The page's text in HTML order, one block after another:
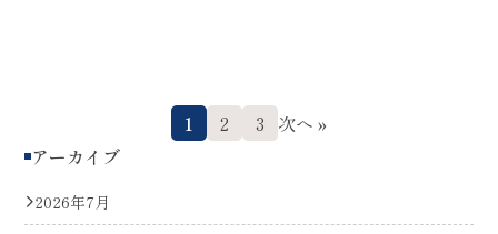
1 2 3 次へ »
アーカイブ
2026年7月